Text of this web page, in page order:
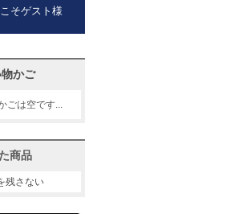
そゲスト様
かご
ごは空です...
商品
残さない